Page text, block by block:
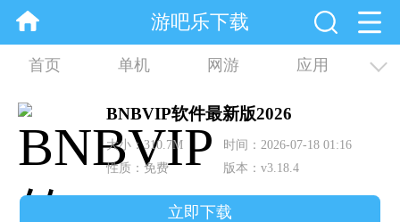
游吧乐下载
首页 单机 网游 应用
资讯 合集
BNBVIP软件最新版2026
大小：310.7M
时间：2026-07-18 01:16
性质：免费
版本：v3.18.4
立即下载